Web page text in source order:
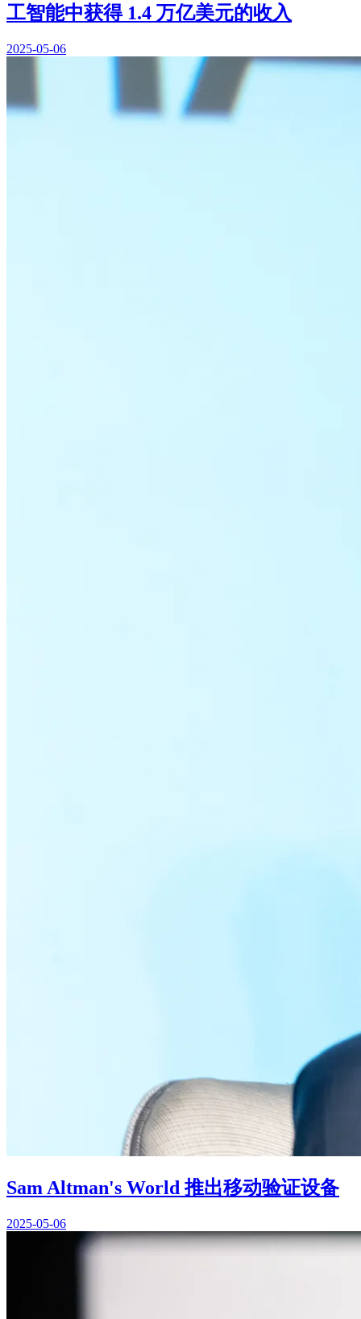
工智能中获得 1.4 万亿美元的收入
2025-05-06
Sam Altman's World 推出移动验证设备
2025-05-06